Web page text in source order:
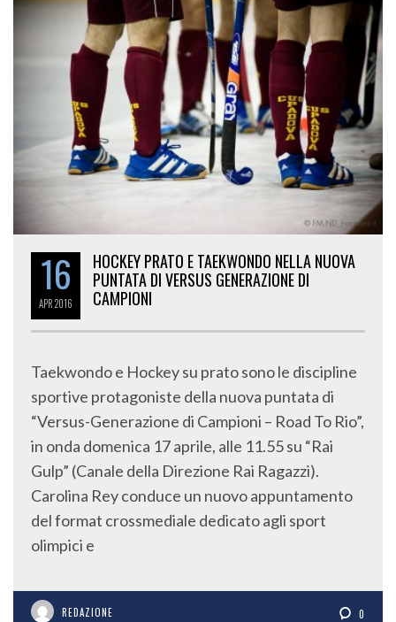
16
APR2016
HOCKEY PRATO E TAEKWONDO NELLA NUOVA
PUNTATA DI VERSUS GENERAZIONE DI
CAMPIONI
Taekwondo e Hockey su prato sono le discipline
sportive protagoniste della nuova puntata di
“Versus-Generazione di Campioni – Road To Rio”,
in onda domenica 17 aprile, alle 11.55 su “Rai
Gulp” (Canale della Direzione Rai Ragazzi).
Carolina Rey conduce un nuovo appuntamento
del format crossmediale dedicato agli sport
olimpici e
REDAZIONE 0